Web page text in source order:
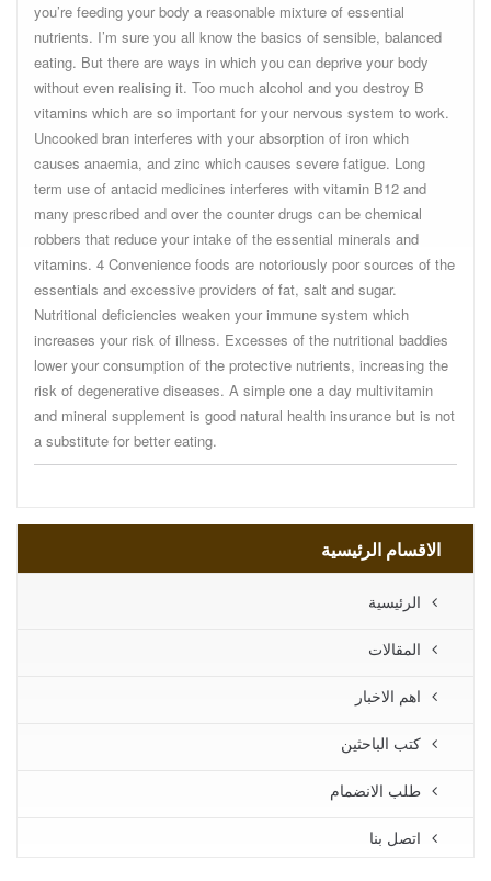
you’re feeding your body a reasonable mixture of essential
nutrients. I’m sure you all know the basics of sensible, balanced
eating. But there are ways in which you can deprive your body
without even realising it. Too much alcohol and you destroy B
vitamins which are so important for your nervous system to work.
Uncooked bran interferes with your absorption of iron which
causes anaemia, and zinc which causes severe fatigue. Long
term use of antacid medicines interferes with vitamin B12 and
many prescribed and over the counter drugs can be chemical
robbers that reduce your intake of the essential minerals and
vitamins. 4 Convenience foods are notoriously poor sources of the
essentials and excessive providers of fat, salt and sugar.
Nutritional deficiencies weaken your immune system which
increases your risk of illness. Excesses of the nutritional baddies
lower your consumption of the protective nutrients, increasing the
risk of degenerative diseases. A simple one a day multivitamin
and mineral supplement is good natural health insurance but is not
a substitute for better eating.
الاقسام الرئيسية
الرئيسية
المقالات
اهم الاخبار
كتب الباحثين
طلب الانضمام
اتصل بنا